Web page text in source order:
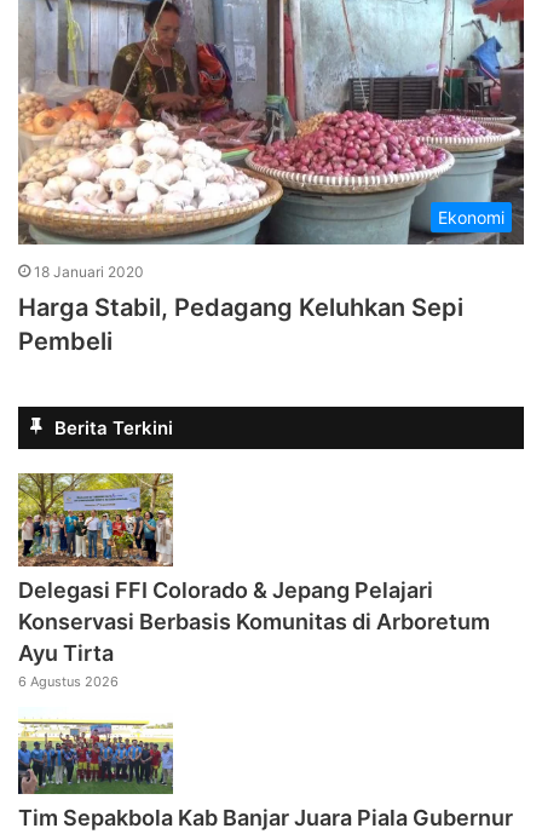
Ekonomi
18 Januari 2020
Harga Stabil, Pedagang Keluhkan Sepi
Pembeli
Berita Terkini
Delegasi FFI Colorado & Jepang Pelajari
Konservasi Berbasis Komunitas di Arboretum
Ayu Tirta
6 Agustus 2026
Tim Sepakbola Kab Banjar Juara Piala Gubernur